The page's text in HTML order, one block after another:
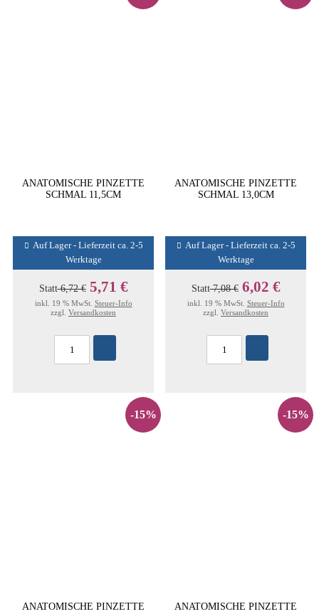
ANATOMISCHE PINZETTE
SCHMAL 11,5CM
Auf Lager - Lieferzeit ca. 2-5
Werktage
Statt6,72 € 5,71 €
inkl. 19 % MwSt. Steuer-Info
zzgl. Versandkosten
ANATOMISCHE PINZETTE
SCHMAL 13,0CM
Auf Lager - Lieferzeit ca. 2-5
Werktage
Statt7,08 € 6,02 €
inkl. 19 % MwSt. Steuer-Info
zzgl. Versandkosten
-15%
ANATOMISCHE PINZETTE
-15%
ANATOMISCHE PINZETTE